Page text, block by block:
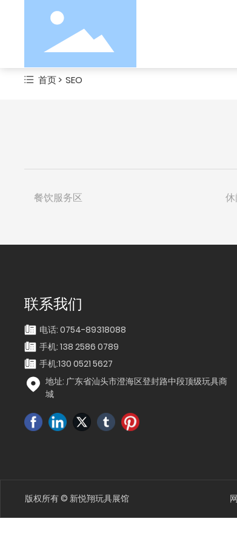
首页 SEO
餐饮服务区
联系我们
电话: 0754-89318088
手机: 138 2586 0789
手机:130 0521 5627
地址: 广东省汕头市澄海区登封路中段顶级玩具商
城
版权所有 © 新悦翔玩具展馆